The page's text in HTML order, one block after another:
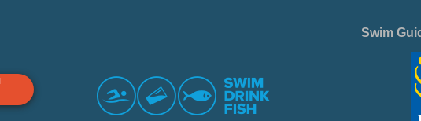
Swim